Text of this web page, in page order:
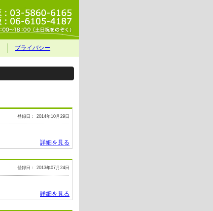
プライバシー
登録日： 2014年10月29日
詳細を見る
登録日： 2013年07月24日
詳細を見る